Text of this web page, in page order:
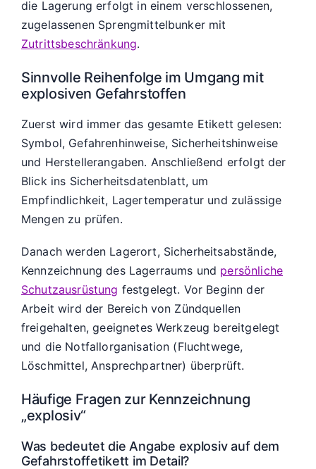
die Lagerung erfolgt in einem verschlossenen,
zugelassenen Sprengmittelbunker mit
Zutrittsbeschränkung.
Sinnvolle Reihenfolge im Umgang mit
explosiven Gefahrstoffen
Zuerst wird immer das gesamte Etikett gelesen:
Symbol, Gefahrenhinweise, Sicherheitshinweise
und Herstellerangaben. Anschließend erfolgt der
Blick ins Sicherheitsdatenblatt, um
Empfindlichkeit, Lagertemperatur und zulässige
Mengen zu prüfen.
Danach werden Lagerort, Sicherheitsabstände,
Kennzeichnung des Lagerraums und persönliche
Schutzausrüstung festgelegt. Vor Beginn der
Arbeit wird der Bereich von Zündquellen
freigehalten, geeignetes Werkzeug bereitgelegt
und die Notfallorganisation (Fluchtwege,
Löschmittel, Ansprechpartner) überprüft.
Häufige Fragen zur Kennzeichnung
„explosiv“
Was bedeutet die Angabe explosiv auf dem
Gefahrstoffetikett im Detail?